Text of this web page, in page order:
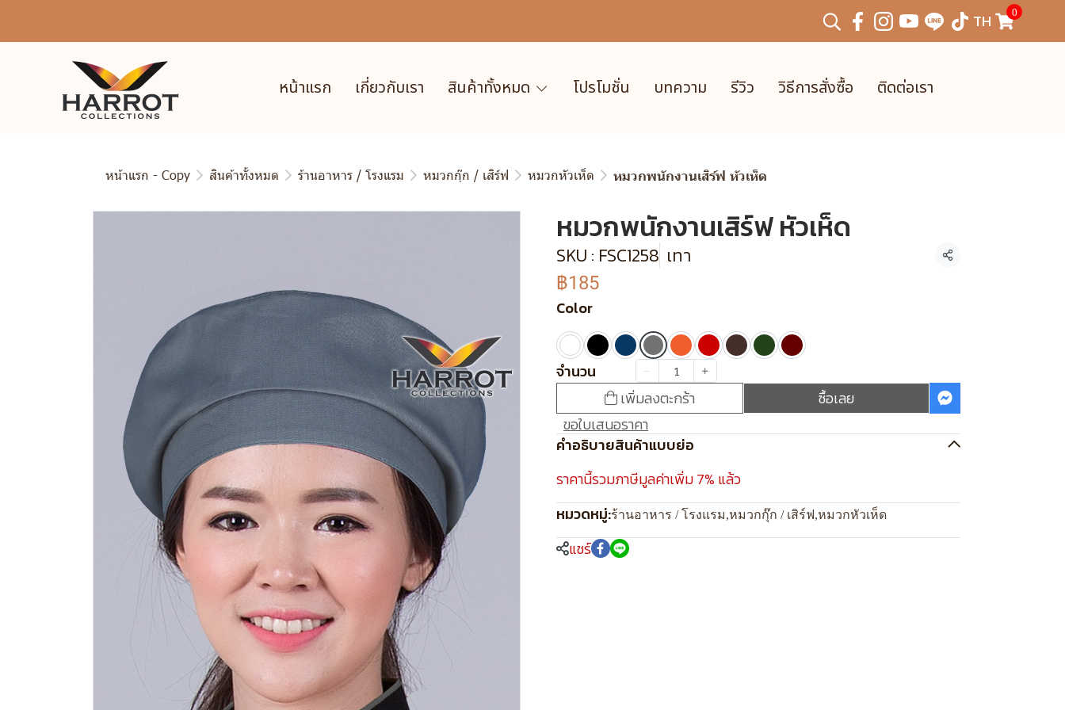
TH 0
หน้าแรก เกี่ยวกับเรา สินค้าทั้งหมด โปรโมชั่น บทความ รีวิว วิธีการสั่งซื้อ ติดต่อเรา
หน้าแรก - Copy สินค้าทั้งหมด ร้านอาหาร / โรงแรม หมวกกุ๊ก / เสิร์ฟ หมวกหัวเห็ด หมวกพนักงานเสิร์ฟ หัวเห็ด
หมวกพนักงานเสิร์ฟ หัวเห็ด
SKU : FSC1258 เทา แชร์
฿185
Color
จำนวน
เพิ่มลงตะกร้า
ซื้อเลย
ขอใบเสนอราคา
คำอธิบายสินค้าแบบย่อ
ราคานี้รวมภาษีมูลค่าเพิ่ม 7% แล้ว
หมวดหมู่:ร้านอาหาร / โรงแรม,หมวกกุ๊ก / เสิร์ฟ,หมวกหัวเห็ด
แชร์